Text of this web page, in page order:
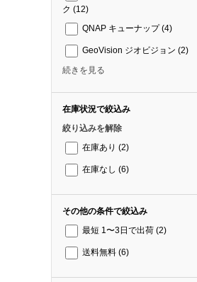
ク (12)
QNAP キューナップ(4)
GeoVision ジオビジョン (2)
続きを見る
在庫状況で絞込み
絞り込みを解除
在庫あり (2)
在庫なし (6)
その他の条件で絞込み
最短 1〜3日で出荷 (2)
送料無料 (6)